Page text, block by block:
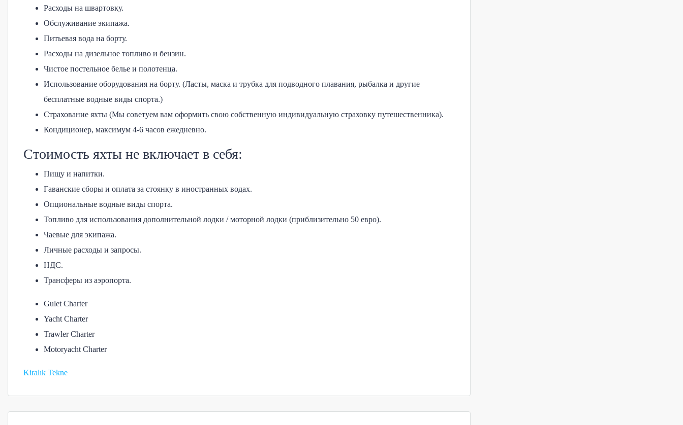
Расходы на швартовку.
Обслуживание экипажа.
Питьевая вода на борту.
Расходы на дизельное топливо и бензин.
Чистое постельное белье и полотенца.
Использование оборудования на борту. (Ласты, маска и трубка для подводного плавания, рыбалка и другие
бесплатные водные виды спорта.)
Страхование яхты (Мы советуем вам оформить свою собственную индивидуальную страховку путешественника).
Кондиционер, максимум 4-6 часов ежедневно.
Стоимость яхты не включает в себя:
Пищу и напитки.
Гаванские сборы и оплата за стоянку в иностранных водах.
Опциональные водные виды спорта.
Топливо для использования дополнительной лодки / моторной лодки (приблизительно 50 евро).
Чаевые для экипажа.
Личные расходы и запросы.
НДС.
Трансферы из аэропорта.
Gulet Charter
Yacht Charter
Trawler Charter
Motoryacht Charter
Kiralık Tekne